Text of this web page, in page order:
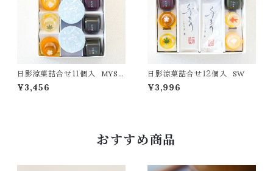
日影涼菓詰合せ１１個入 MYS-1
1¥3,456
日影涼菓詰合せ１２個入 SW
¥3,996
おすすめ商品